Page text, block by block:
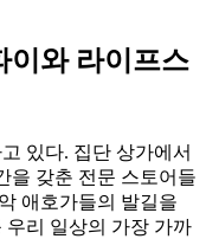
이와 라이프스
있다. 집단 상가에서
을 갖춘 전문 스토어들
애호가들의 발길을
우리 일상의 가장 가까